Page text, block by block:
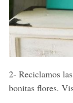
2- Reciclamos
bonitas flores.